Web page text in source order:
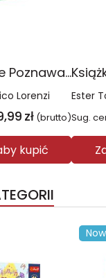
Książka i puzzle Poznawaj, baw się, odkrywaj Dinozaury 205 elementów
Lorenzi
zł (brutto)
kupić
Ester
Sug.